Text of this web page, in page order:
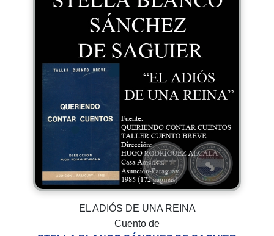
EL ADIÓS DE UNA REINA
Cuento de